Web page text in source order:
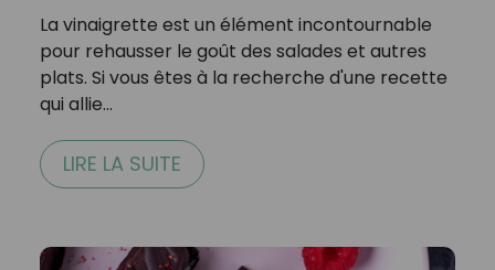
La vinaigrette est un élément incontournable
pour rehausser le goût des salades et autres
plats. Si vous êtes à la recherche d'une recette
qui allie…
LIRE LA SUITE